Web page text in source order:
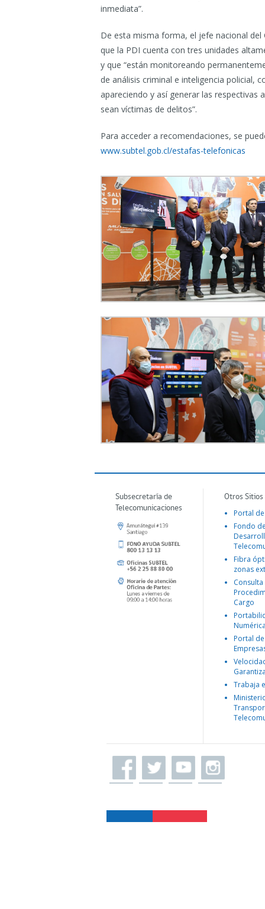
inmediata”.
De esta misma forma, el jefe nacional
que la PDI cuenta con tres unidades
y que “están monitoreando
de análisis criminal e inteligencia policial,
apareciendo y así generar las respectivas
sean víctimas de delitos”.
Para acceder a recomendaciones, se
www.subtel.gob.cl/estafas-telefonicas
Subsecretaría de
Telecomunicaciones
Otros
Portal
Fondo
Fibra
zonas
Consulta
Cargo
Portal
Trabaja